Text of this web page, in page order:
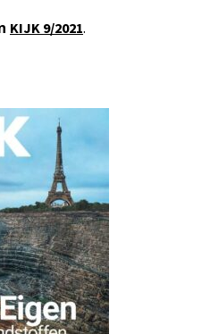
KIJK 9/2021.